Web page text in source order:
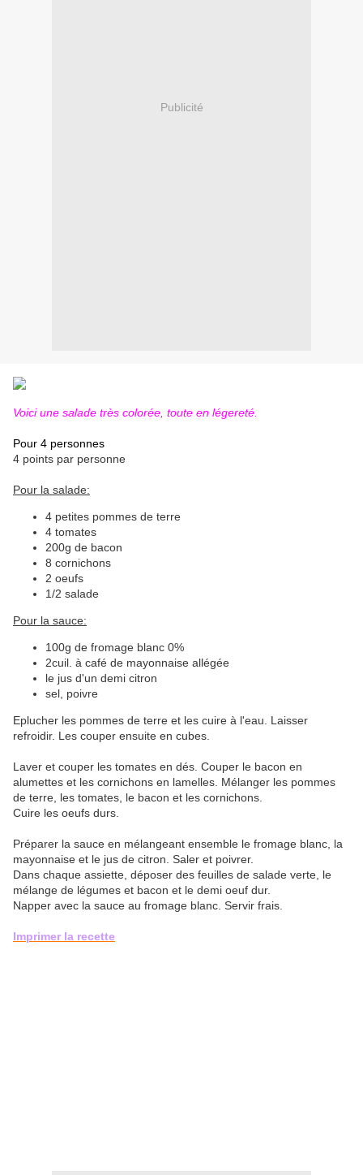
Publicité
Voici une salade très colorée, toute en légereté.
Pour 4 personnes
4 points par personne
Pour la salade:
4 petites pommes de terre
4 tomates
200g de bacon
8 cornichons
2 oeufs
1/2 salade
Pour la sauce:
100g de fromage blanc 0%
2cuil. à café de mayonnaise allégée
le jus d'un demi citron
sel, poivre
Eplucher les pommes de terre et les cuire à l'eau. Laisser
refroidir. Les couper ensuite en cubes.
Laver et couper les tomates en dés. Couper le bacon en
alumettes et les cornichons en lamelles. Mélanger les pommes
de terre, les tomates, le bacon et les cornichons.
Cuire les oeufs durs.
Préparer la sauce en mélangeant ensemble le fromage blanc, la
mayonnaise et le jus de citron. Saler et poivrer.
Dans chaque assiette, déposer des feuilles de salade verte, le
mélange de légumes et bacon et le demi oeuf dur.
Napper avec la sauce au fromage blanc. Servir frais.
Imprimer la recette